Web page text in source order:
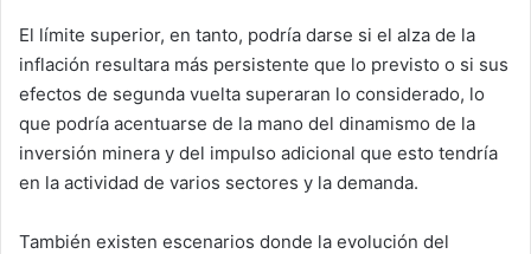
El límite superior, en tanto, podría darse si el alza de la
inflación resultara más persistente que lo previsto o si sus
efectos de segunda vuelta superaran lo considerado, lo
que podría acentuarse de la mano del dinamismo de la
inversión minera y del impulso adicional que esto tendría
en la actividad de varios sectores y la demanda.
También existen escenarios donde la evolución del